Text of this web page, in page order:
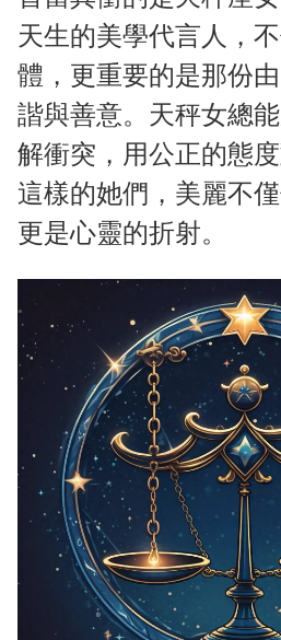
天生的美學代言人，
體，更重要的是那份
諧與善意。天秤女總
解衝突，用公正的態
這樣的她們，美麗不
更是心靈的折射。